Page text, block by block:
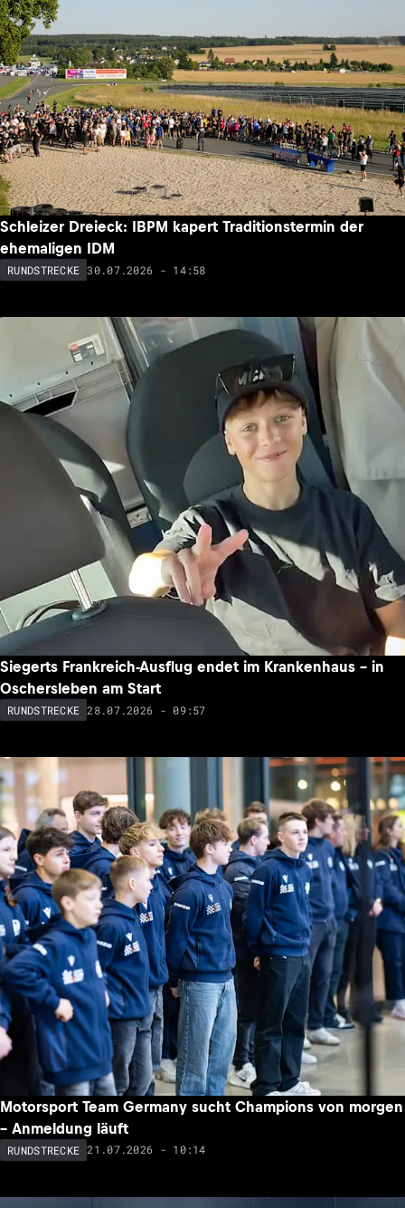
Schleizer Dreieck: IBPM kapert Traditionstermin der
ehemaligen IDM
RUNDSTRECKE 30.07.2026 - 14:58
Siegerts Frankreich-Ausflug endet im Krankenhaus – in
Oschersleben am Start
RUNDSTRECKE 28.07.2026 - 09:57
Motorsport Team Germany sucht Champions von morgen
– Anmeldung läuft
RUNDSTRECKE 21.07.2026 - 10:14